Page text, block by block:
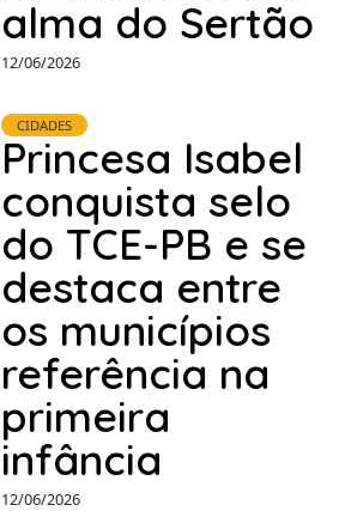
alma do Sertão
12/06/2026
CIDADES
Princesa Isabel
conquista selo
do TCE-PB e se
destaca entre
os municípios
referência na
primeira
infância
12/06/2026